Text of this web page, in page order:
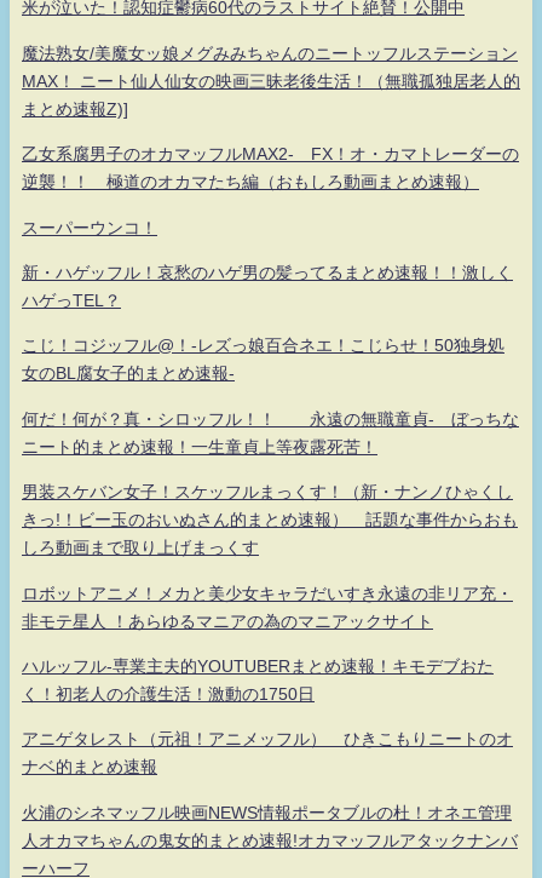
米が泣いた！認知症鬱病60代のラストサイト絶賛！公開中
魔法熟女/美魔女ッ娘メグみみちゃんのニートッフルステーション
MAX！ ニート仙人仙女の映画三昧老後生活！（無職孤独居老人的
まとめ速報Z)]
乙女系腐男子のオカマッフルMAX2- FX！オ・カマトレーダーの
逆襲！！ 極道のオカマたち編（おもしろ動画まとめ速報）
スーパーウンコ！
新・ハゲッフル！哀愁のハゲ男の髪ってるまとめ速報！！激しく
ハゲっTEL？
こじ！コジッフル@！-レズっ娘百合ネエ！こじらせ！50独身処
女のBL腐女子的まとめ速報-
何だ！何が？真・シロッフル！！ 永遠の無職童貞- ぼっちな
ニート的まとめ速報！一生童貞上等夜露死苦！
男装スケバン女子！スケッフルまっくす！（新・ナンノひゃくし
きっ!！ビー玉のおいぬさん的まとめ速報） 話題な事件からおも
しろ動画まで取り上げまっくす
ロボットアニメ！メカと美少女キャラだいすき永遠の非リア充・
非モテ星人 ！あらゆるマニアの為のマニアックサイト
ハルッフル-専業主夫的YOUTUBERまとめ速報！キモデブおた
く！初老人の介護生活！激動の1750日
アニゲタレスト（元祖！アニメッフル） ひきこもりニートのオ
ナベ的まとめ速報
火浦のシネマッフル映画NEWS情報ポータブルの杜！オネエ管理
人オカマちゃんの鬼女的まとめ速報!オカマッフルアタックナンバ
ーハーフ